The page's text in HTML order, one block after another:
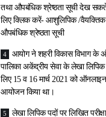
तथा औपबंधिक श्रेष्ठता सूची देख
लिए क्लिक करें- आशुलिपिक /वैयक्तिक
औपबंधिक श्रेष्ठता सूची
आयोग ने शहरी विकास विभाग के
पालिका अकेंद्रीय सेवा के लेखा लिपिक
लिए 15 व 16 मार्च 2021 को ऑनलाइन
आयोजन किया था।
लेखा लिपिक पदों पर लिखित